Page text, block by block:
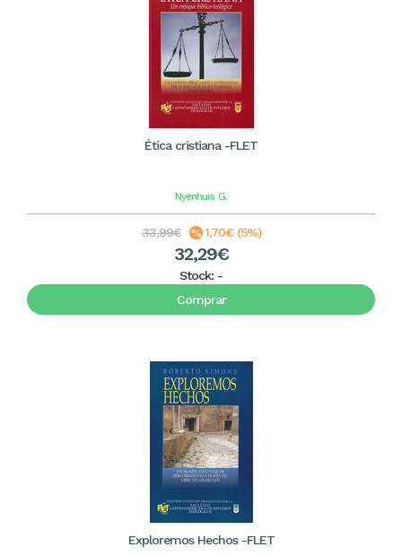
Ética cristiana -FLET
Nyenhuis G.
33,99€ 1,70€ (5%)
32,29€
Stock: -
Comprar
Exploremos Hechos -FLET